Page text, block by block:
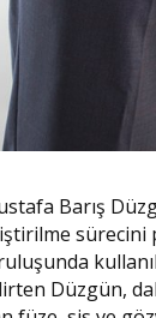
Barış
Düzgün,